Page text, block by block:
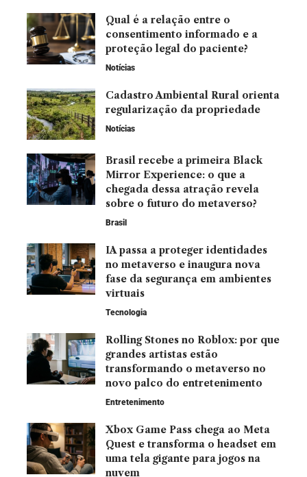
Qual é a relação entre o
consentimento informado e a
proteção legal do paciente?
Notícias
Cadastro Ambiental Rural orienta
regularização da propriedade
Notícias
Brasil recebe a primeira Black
Mirror Experience: o que a
chegada dessa atração revela
sobre o futuro do metaverso?
Brasil
IA passa a proteger identidades
no metaverso e inaugura nova
fase da segurança em ambientes
virtuais
Tecnologia
Rolling Stones no Roblox: por que
grandes artistas estão
transformando o metaverso no
novo palco do entretenimento
Entretenimento
Xbox Game Pass chega ao Meta
Quest e transforma o headset em
uma tela gigante para jogos na
nuvem